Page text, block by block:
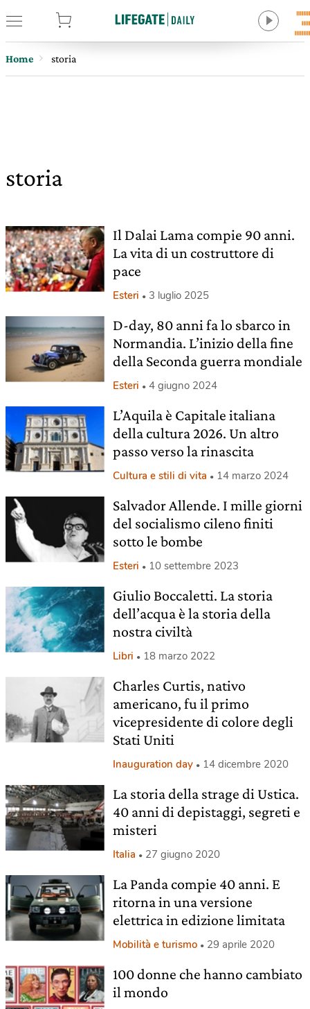
Home storia
storia
Il Dalai Lama compie 90 anni.
La vita di un costruttore di
pace
Esteri 3 luglio 2025
D-day, 80 anni fa lo sbarco in
Normandia. L’inizio della fine
della Seconda guerra mondiale
Esteri 4 giugno 2024
L’Aquila è Capitale italiana
della cultura 2026. Un altro
passo verso la rinascita
Cultura e stili di vita 14 marzo 2024
Salvador Allende. I mille giorni
del socialismo cileno finiti
sotto le bombe
Esteri 10 settembre 2023
Giulio Boccaletti. La storia
dell’acqua è la storia della
nostra civiltà
Libri 18 marzo 2022
Charles Curtis, nativo
americano, fu il primo
vicepresidente di colore degli
Stati Uniti
Inauguration day 14 dicembre 2020
La storia della strage di Ustica.
40 anni di depistaggi, segreti e
misteri
Italia 27 giugno 2020
La Panda compie 40 anni. E
ritorna in una versione
elettrica in edizione limitata
Mobilità e turismo 29 aprile 2020
100 donne che hanno cambiato
il mondo